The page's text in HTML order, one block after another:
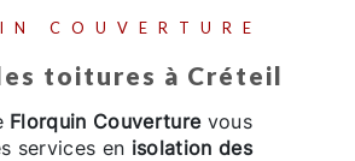
COUVERTURE
toitures à Créteil
Florquin Couverturevous
services en isolation des